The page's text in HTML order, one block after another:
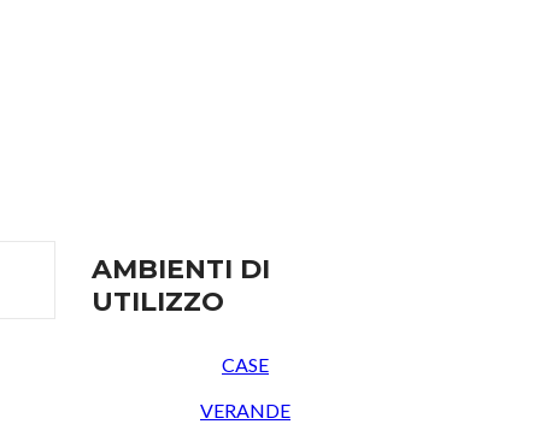
AMBIENTI DI
UTILIZZO
CASE
VERANDE